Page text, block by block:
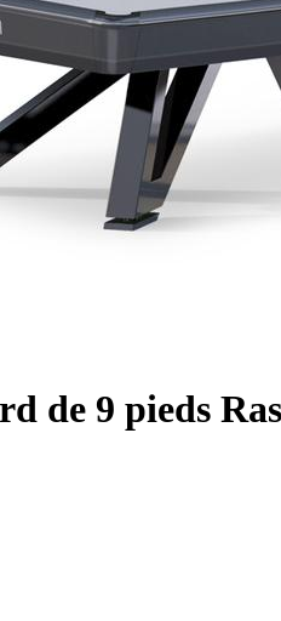
de 9 pieds